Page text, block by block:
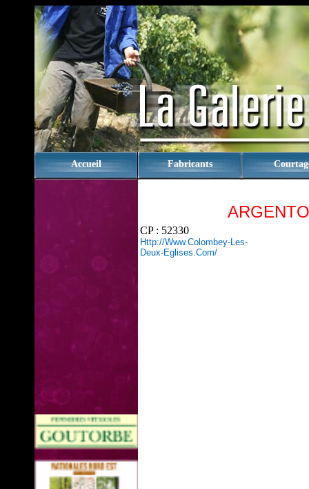
Accueil Fabricants
CP : 52330
Http://www.colombey-Les-
Deux-Eglises.com/